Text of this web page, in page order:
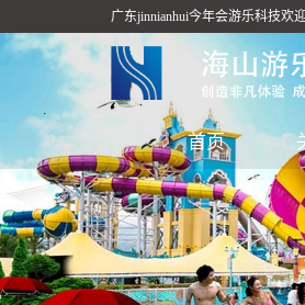
广东jinnianhui今年会游乐科技欢
首页